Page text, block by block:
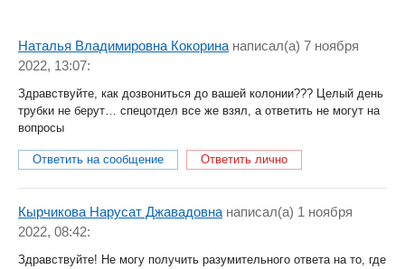
Наталья Владимировна Кокорина написал(a) 7 ноября
2022, 13:07:
Здравствуйте, как дозвониться до вашей колонии??? Целый день
трубки не берут… спецотдел все же взял, а ответить не могут на
вопросы
Ответить на сообщение Ответить лично
Кырчикова Нарусат Джавадовна написал(a) 1 ноября
2022, 08:42:
Здравствуйте! Не могу получить разумительного ответа на то, где